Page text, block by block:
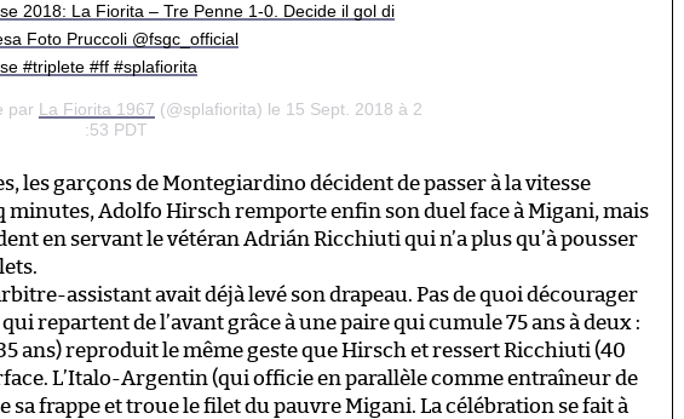
2018: La Fiorita – Tre Penne 1-0. Decide il gol di
Foto Pruccoli @fsgc_official
#triplete #ff #splafiorita
par La Fiorita 1967 (@splafiorita) le 15 Sept. 2018 à 2
:53 PDT
les garçons de Montegiardino décident de passer à la vitesse
minutes, Adolfo Hirsch remporte enfin son duel face à Migani, mais
en servant le vétéran Adrián Ricchiuti qui n’a plus qu’à pousser
assistant avait déjà levé son drapeau. Pas de quoi décourager
repartent de l’avant grâce à une paire qui cumule 75 ans à deux :
ans) reproduit le même geste que Hirsch et ressert Ricchiuti (40
L’Italo-Argentin (qui officie en parallèle comme entraîneur de
sa frappe et troue le filet du pauvre Migani. La célébration se fait à